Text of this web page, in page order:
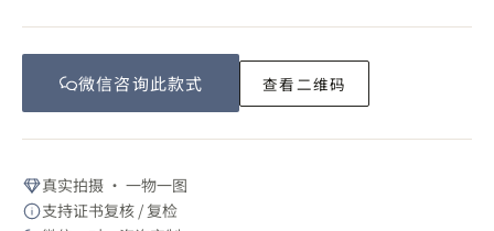
微信咨询此款式 查看二维码
真实拍摄 · 一物一图
支持证书复核 / 复检